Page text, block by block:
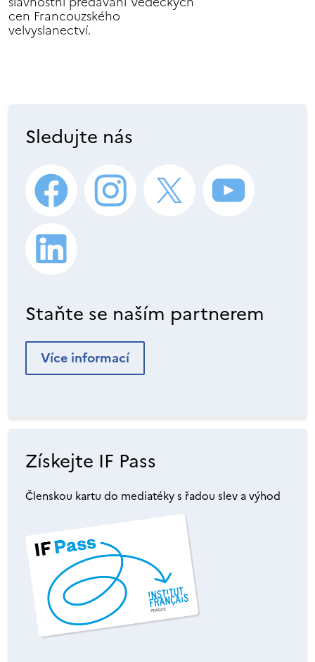
cen Francouzského
velvyslanectví.
Sledujte nás
Staňte se naším partnerem
Více informací
Získejte IF Pass
Členskou kartu do mediatéky s řadou slev a výhod